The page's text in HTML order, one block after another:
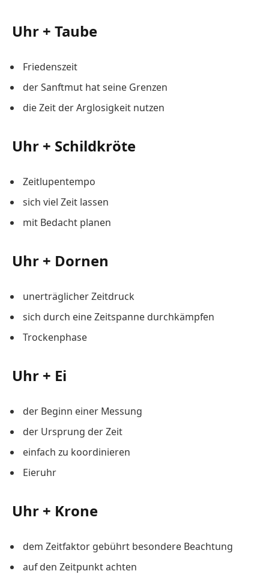
Uhr + Taube
Friedenszeit
der Sanftmut hat seine Grenzen
die Zeit der Arglosigkeit nutzen
Uhr + Schildkröte
Zeitlupentempo
sich viel Zeit lassen
mit Bedacht planen
Uhr + Dornen
unerträglicher Zeitdruck
sich durch eine Zeitspanne durchkämpfen
Trockenphase
Uhr + Ei
der Beginn einer Messung
der Ursprung der Zeit
einfach zu koordinieren
Eieruhr
Uhr + Krone
dem Zeitfaktor gebührt besondere Beachtung
auf den Zeitpunkt achten